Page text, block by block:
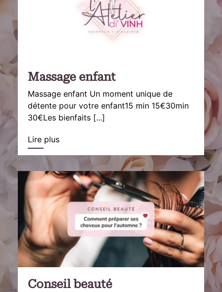
Massage enfant
Massage enfant Un moment unique de
détente pour votre enfant15 min ️15€30min️
30€Les bienfaits [...]
Lire plus
Conseil beauté